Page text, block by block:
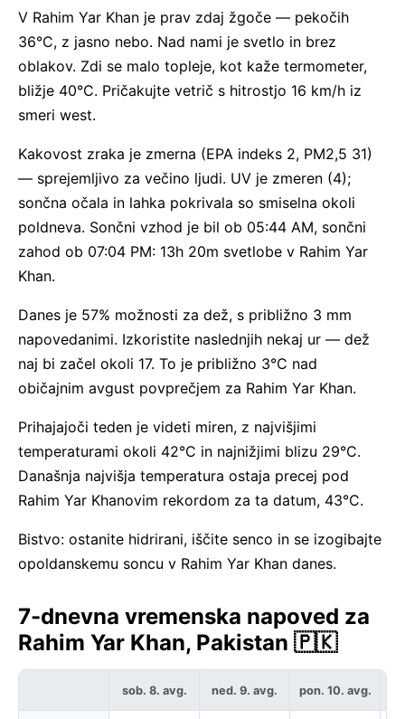
V Rahim Yar Khan je prav zdaj žgoče — pekočih
36°C, z jasno nebo. Nad nami je svetlo in brez
oblakov. Zdi se malo topleje, kot kaže termometer,
bližje 40°C. Pričakujte vetrič s hitrostjo 16 km/h iz
smeri west.
Kakovost zraka je zmerna (EPA indeks 2, PM2,5 31)
— sprejemljivo za večino ljudi. UV je zmeren (4);
sončna očala in lahka pokrivala so smiselna okoli
poldneva. Sončni vzhod je bil ob 05:44 AM, sončni
zahod ob 07:04 PM: 13h 20m svetlobe v Rahim Yar
Khan.
Danes je 57% možnosti za dež, s približno 3 mm
napovedanimi. Izkoristite naslednjih nekaj ur — dež
naj bi začel okoli 17. To je približno 3°C nad
običajnim avgust povprečjem za Rahim Yar Khan.
Prihajajoči teden je videti miren, z najvišjimi
temperaturami okoli 42°C in najnižjimi blizu 29°C.
Današnja najvišja temperatura ostaja precej pod
Rahim Yar Khanovim rekordom za ta datum, 43°C.
Bistvo: ostanite hidrirani, iščite senco in se izogibajte
opoldanskemu soncu v Rahim Yar Khan danes.
7-dnevna vremenska napoved za
Rahim Yar Khan, Pakistan 🇵🇰
sob. 8. avg. ned. 9. avg. pon. 10. avg.